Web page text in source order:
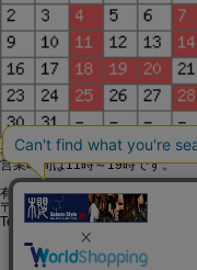
赤字で塗られた日は配送定休日
営業時間は11時～19時です。
有限会社ジップジップ
〒650-0021 神戸市中央区三宮
Tel:078-332-2013 FAX:078-